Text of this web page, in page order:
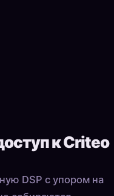
к Criteo
DSP с упором на